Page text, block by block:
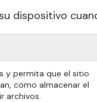
dispositivo
y permita que el sitio
como almacenar el
archivos.